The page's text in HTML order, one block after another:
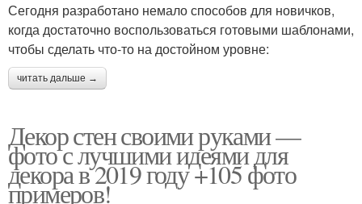
Сегодня разработано немало способов для новичков,
когда достаточно воспользоваться готовыми шаблонами,
чтобы сделать что-то на достойном уровне:
читать дальше →
Декор стен своими руками —
фото с лучшими идеями для
декора в 2019 году +105 фото
примеров!